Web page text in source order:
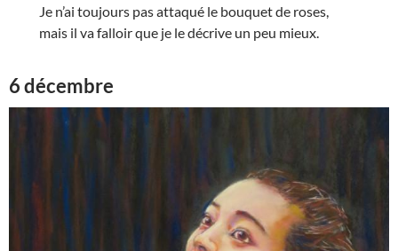
Je n’ai toujours pas attaqué le bouquet de roses,
mais il va falloir que je le décrive un peu mieux.
6 décembre